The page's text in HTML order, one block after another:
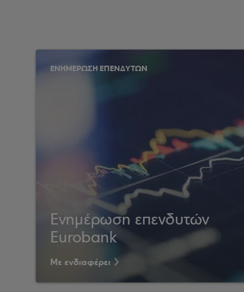
ΕΝΗΜΕΡΩΣΗ ΕΠΕΝΔΥΤΩΝ
Ενημέρωση επενδυτών
Eurobank
Με ενδιαφέρει